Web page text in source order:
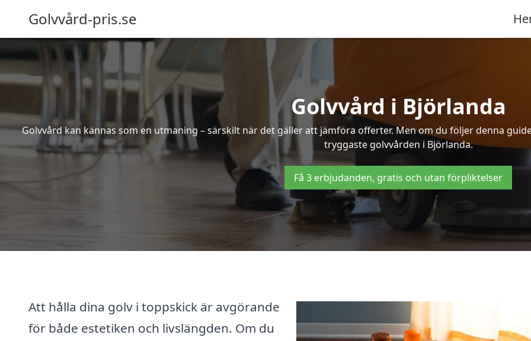
Golvvård-pris.se
Golvvård i Björlanda
Golvvård kan kännas som en utmaning – särskilt när det gäller att jämföra offerter. Men om du följer denna
tryggaste golvvården i Björlanda.
Få 3 erbjudanden, gratis och utan förpliktelser
Att hålla dina golv i toppskick är avgörande
för både estetiken och livslängden. Om du